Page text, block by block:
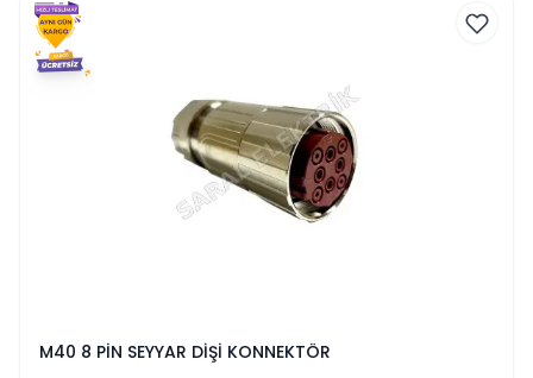
M40 8 PİN SEYYAR DİŞİ KONNEKTÖR